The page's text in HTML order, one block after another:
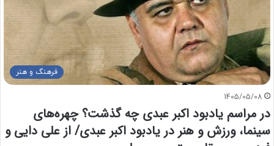
فرهنگ و هنر
1405/05/08
در مراسم یادبود اکبر عبدی چه گذشت؟ چهره‌های
سینما، ورزش و هنر در یادبود اکبر عبدی/ از علی دایی و